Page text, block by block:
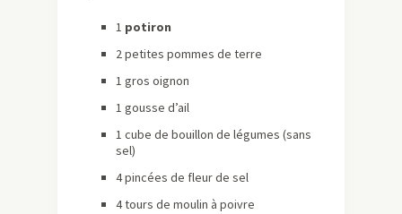
1 potiron
2 petites pommes de terre
1 gros oignon
1 gousse d’ail
1 cube de bouillon de légumes (sans
sel)
4 pincées de fleur de sel
4 tours de moulin à poivre